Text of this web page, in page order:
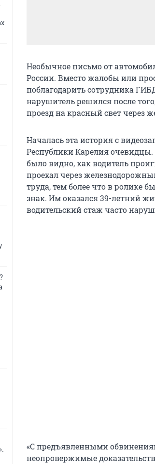
Необычное письмо от
России. Вместо жалобы или
поблагодарить сотрудника
нарушитель решился после
проезд на красный свет через
Началась эта история с
Республики Карелия
было видно, как водитель
проехал через
труда, тем более что в ролике
знак. Им оказался 39-летний
водительский стаж часто
«С предъявленными
неопровержимые